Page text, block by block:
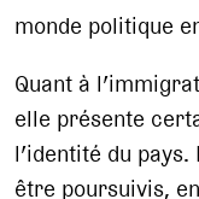
monde politique
Quant à
elle présente
l’identité du
être poursuivis,